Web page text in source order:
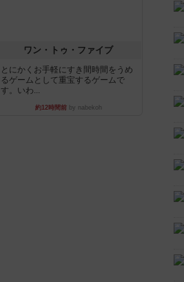
ワン・トゥ・ファイブ
とにかくお手軽にすき間時間をうめ
るゲームとして重宝するゲームで
す。いわ...
約12時間前by nabekoh